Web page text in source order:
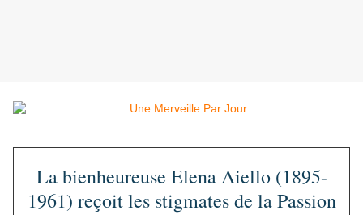
La bienheureuse Elena Aiello (1895-
1961) reçoit les stigmates de la Passion